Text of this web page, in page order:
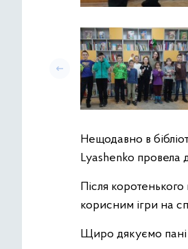
Нещодавно в
Lyashenko провела
Після
корисним ігри на
Щиро дякуємо пані